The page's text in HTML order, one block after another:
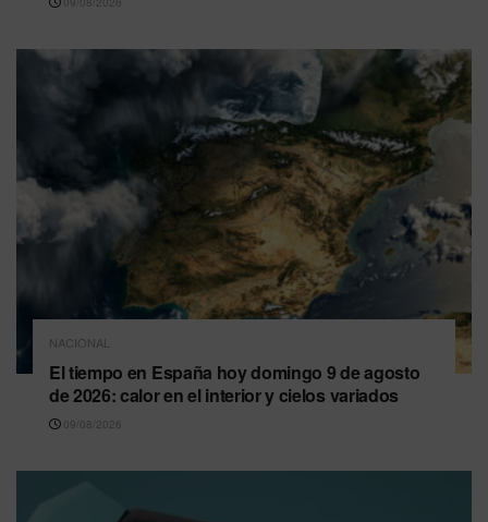
NACIONAL
El tiempo en España hoy domingo 9 de agosto
de 2026: calor en el interior y cielos variados
09/08/2026